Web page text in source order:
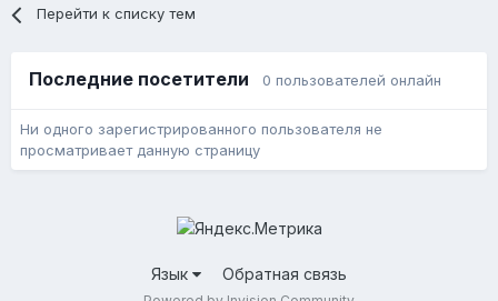
Перейти к списку тем
Последние посетители 0 пользователей онлайн
Ни одного зарегистрированного пользователя не
просматривает данную страницу
Язык Обратная связь